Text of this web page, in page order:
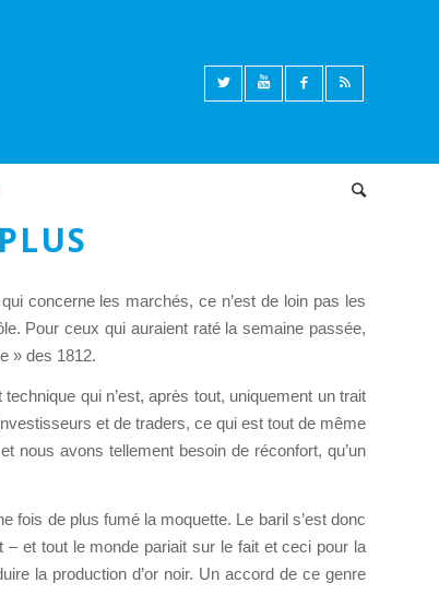
Marchés financiers
concerne les marchés, ce n’est de loin pas les
Pour ceux qui auraient raté la semaine passée,
» des 1812.
qui n’est, après tout, uniquement un trait
et de traders, ce qui est tout de même
nous avons tellement besoin de réconfort, qu’un
fois de plus fumé la moquette. Le baril s’est donc
– et tout le monde pariait sur le fait et ceci pour la
la production d’or noir. Un accord de ce genre